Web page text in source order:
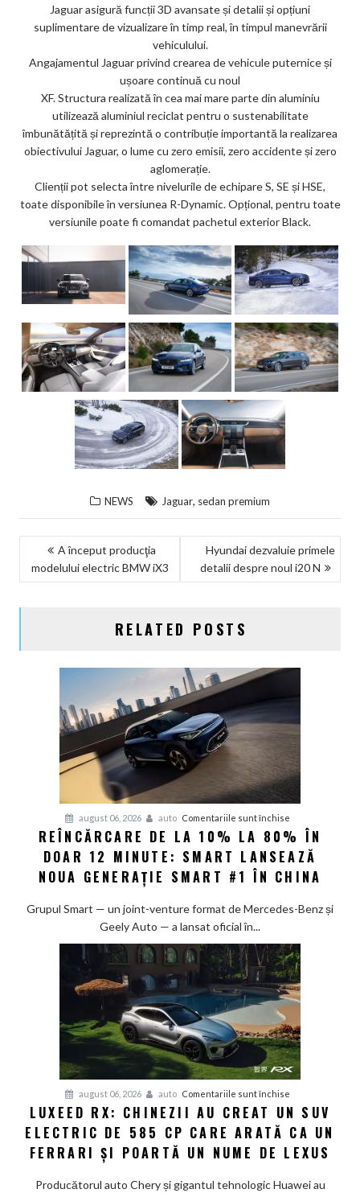
Jaguar asigură funcții 3D avansate și detalii și opțiuni
suplimentare de vizualizare în timp real, în timpul manevrării
vehiculului.
Angajamentul Jaguar privind crearea de vehicule puternice și
ușoare continuă cu noul
XF. Structura realizată în cea mai mare parte din aluminiu
utilizează aluminiul reciclat pentru o sustenabilitate
îmbunătățită și reprezintă o contribuție importantă la realizarea
obiectivului Jaguar, o lume cu zero emisii, zero accidente și zero
aglomerație.
Clienții pot selecta între nivelurile de echipare S, SE și HSE,
toate disponibile în versiunea R-Dynamic. Opțional, pentru toate
versiunile poate fi comandat pachetul exterior Black.
NEWS Jaguar, sedan premium
NAVIGARE
ÎN
A început producţia
modelului electric BMW iX3
Hyundai dezvaluie primele
detalii despre noul i20 N
RELATED POSTS
august 06, 2026 auto Comentariile sunt închise
Reîncărcare
de
la
la
doar
12
minute:
lansează
noua
generație
Smart
în
China
REÎNCĂRCARE DE LA 10% LA 80% ÎN
DOAR 12 MINUTE: SMART LANSEAZĂ
NOUA GENERAȚIE SMART #1 ÎN CHINA
Grupul Smart — un joint-venture format de Mercedes-Benz și
Geely Auto — a lansat oficial în...
august 06, 2026 auto Comentariile sunt închise
Luxeed
RX:
Chinezii
creat
LUXEED RX: CHINEZII AU CREAT UN SUV
ELECTRIC DE 585 CP CARE ARATĂ CA UN
FERRARI ȘI POARTĂ UN NUME DE LEXUS
Producătorul auto Chery și gigantul tehnologic Huawei au